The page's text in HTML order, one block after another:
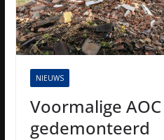
NIEUWS
Voormalige
gedemonteerd